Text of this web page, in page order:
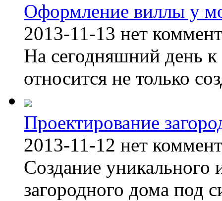
Оформление виллы у
2013-11-13 нет
На сегодняшний день к
относится не только
Проектирование
2013-11-12 нет
Создание уникального
загородного дома под